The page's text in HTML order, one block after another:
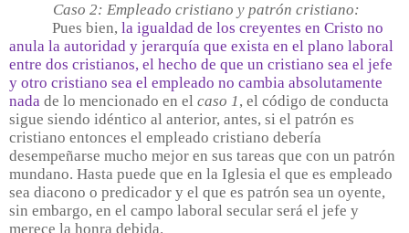
Caso 2: Empleado cristiano y patrón cristiano:
Pues bien,la igualdad de los creyentes en Cristo no
anula la autoridad y jerarquía que exista en el plano laboral
entre dos cristianos, el hecho de que un cristiano sea el jefe
y otro cristiano sea el empleado no cambia absolutamente
nada de lo mencionado en el caso 1, el código de conducta
sigue siendo idéntico al anterior, antes, si el patrón es
cristiano entonces el empleado cristiano debería
desempeñarse mucho mejor en sus tareas que con un patrón
mundano. Hasta puede que en la Iglesia el que es empleado
sea diacono o predicador y el que es patrón sea un oyente,
sin embargo, en el campo laboral secular será el jefe y
merece la honra debida.